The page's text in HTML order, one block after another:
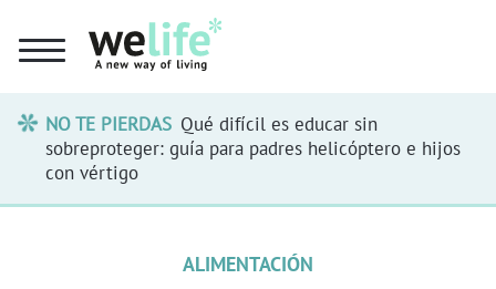
NO TE PIERDAS Qué difícil es educar sin
sobreproteger: guía para padres helicóptero e hijos
con vértigo
ALIMENTACIÓN